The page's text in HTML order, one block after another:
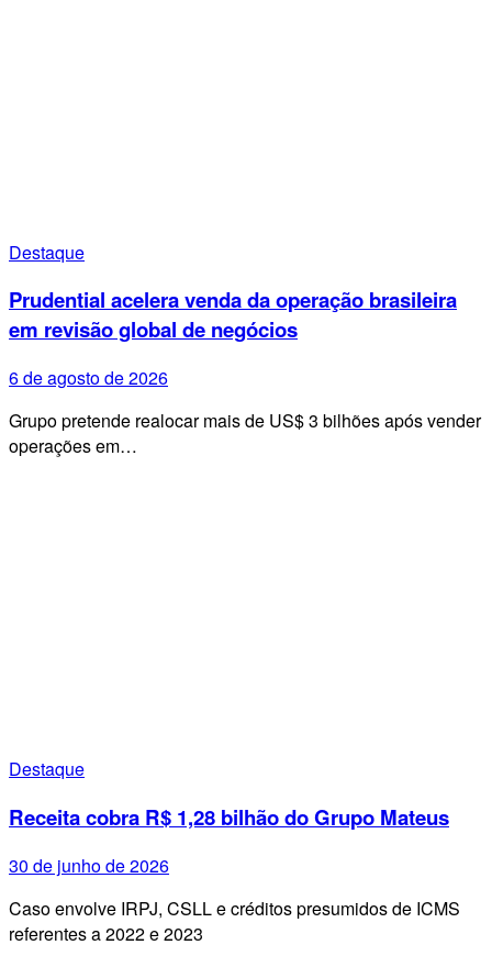
Destaque
Prudential acelera venda da operação brasileira
em revisão global de negócios
6 de agosto de 2026
Grupo pretende realocar mais de US$ 3 bilhões após vender
operações em…
Destaque
Receita cobra R$ 1,28 bilhão do Grupo Mateus
30 de junho de 2026
Caso envolve IRPJ, CSLL e créditos presumidos de ICMS
referentes a 2022 e 2023